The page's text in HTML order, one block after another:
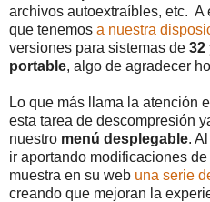
archivos autoextraíbles, etc. A
que tenemos a nuestra
versiones para sistemas de 32
portable, algo de agradecer
Lo que más llama la atención
esta tarea de descompresión
nuestro menú desplegable.
ir aportando modificaciones
muestra en su web una serie
creando que mejoran la